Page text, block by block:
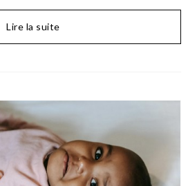
Lire la suite